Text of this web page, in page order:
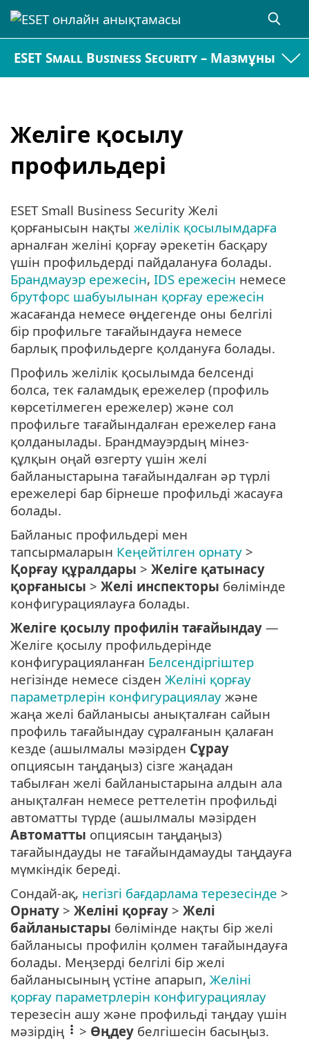
ESET Small Business Security – Мазмұны
Желіге қосылу
профильдері
ESET Small Business Security Желі
қорғанысын нақты желілік қосылымдарға
арналған желіні қорғау әрекетін басқару
үшін профильдерді пайдалануға болады.
Брандмауэр ережесін, IDS ережесін немесе
брутфорс шабуылынан қорғау ережесін
жасағанда немесе өңдегенде оны белгілі
бір профильге тағайындауға немесе
барлық профильдерге қолдануға болады.
Профиль желілік қосылымда белсенді
болса, тек ғаламдық ережелер (профиль
көрсетілмеген ережелер) және сол
профильге тағайындалған ережелер ғана
қолданылады. Брандмауэрдың мінез-
құлқын оңай өзгерту үшін желі
байланыстарына тағайындалған әр түрлі
ережелері бар бірнеше профильді жасауға
болады.
Байланыс профильдері мен
тапсырмаларын Кеңейтілген орнату >
Қорғау құралдары > Желіге қатынасу
қорғанысы > Желі инспекторы бөлімінде
конфигурациялауға болады.
Желіге қосылу профилін тағайындау —
Желіге қосылу профильдерінде
конфигурацияланған Белсендіргіштер
негізінде немесе сізден Желіні қорғау
параметрлерін конфигурациялау және
жаңа желі байланысы анықталған сайын
профиль тағайындау сұралғанын қалаған
кезде (ашылмалы мәзірден Сұрау
опциясын таңдаңыз) сізге жаңадан
табылған желі байланыстарына алдын ала
анықталған немесе реттелетін профильді
автоматты түрде (ашылмалы мәзірден
Автоматты опциясын таңдаңыз)
тағайындауды не тағайындамауды таңдауға
мүмкіндік береді.
Сондай-ақ, негізгі бағдарлама терезесінде >
Орнату > Желіні қорғау > Желі
байланыстары бөлімінде нақты бір желі
байланысы профилін қолмен тағайындауға
болады. Меңзерді белгілі бір желі
байланысының үстіне апарып, Желіні
қорғау параметрлерін конфигурациялау
терезесін ашу және профильді таңдау үшін
мәзірдің
> Өңдеу белгішесін басыңыз.